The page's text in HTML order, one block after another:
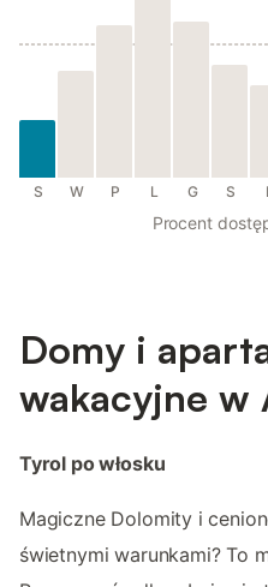
S W P L G S
Procent
Domy i
wakacyjne w
Tyrol po włosku
Magiczne Dolomity i
świetnymi warunkami? To